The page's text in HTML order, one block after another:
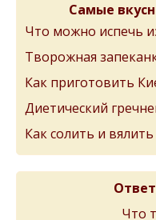
Самые
Что можно испечь
Творожная
Как приготовить
Диетический
Как солить и
Что